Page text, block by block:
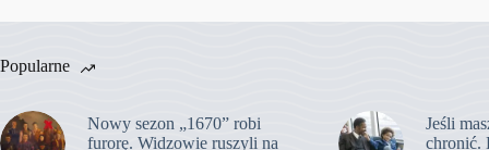
Popularne
Nowy sezon „1670” robi
furorę. Widzowie ruszyli na
Jeśli
chronić.